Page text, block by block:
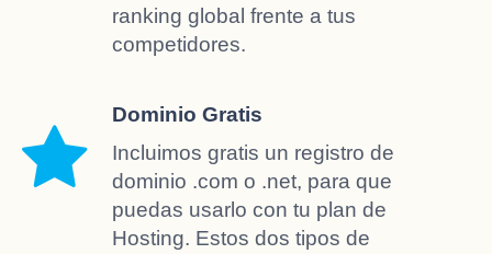
ranking global frente a tus
competidores.
Dominio Gratis
Incluimos gratis un registro de
dominio .com o .net, para que
puedas usarlo con tu plan de
Hosting. Estos dos tipos de